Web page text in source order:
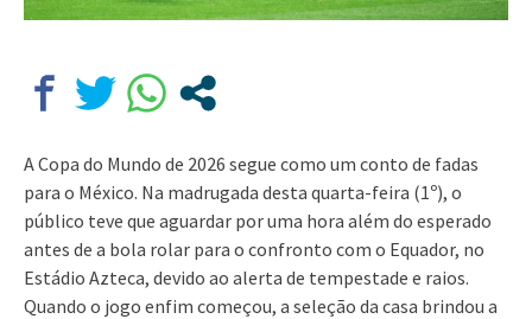
A Copa do Mundo de 2026 segue como um conto de fadas
para o México. Na madrugada desta quarta-feira (1º), o
público teve que aguardar por uma hora além do esperado
antes de a bola rolar para o confronto com o Equador, no
Estádio Azteca, devido ao alerta de tempestade e raios.
Quando o jogo enfim começou, a seleção da casa brindou a